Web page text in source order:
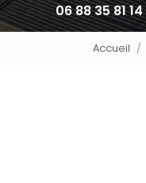
06 88 35 81 14
Accueil